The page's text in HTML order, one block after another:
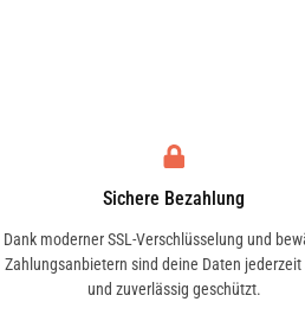
Sichere Bezahlung
Dank moderner SSL-Verschlüsselung und
Zahlungsanbietern sind deine Daten jederzeit
und zuverlässig geschützt.